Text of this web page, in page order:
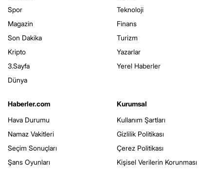
Spor
Magazin
Son Dakika
Kripto
3.Sayfa
Dünya
Teknoloji
Finans
Turizm
Yazarlar
Yerel Haberler
Haberler.com
Hava Durumu
Namaz Vakitleri
Seçim Sonuçları
Şans Oyunları
Kurumsal
Kullanım Şartları
Gizlilik Politikası
Çerez Politikası
Kişisel Verilerin Korunması